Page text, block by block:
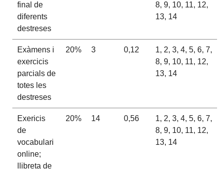
final de
diferents
destreses
8, 9, 10, 11, 12,
13, 14
Exàmens i
exercicis
parcials de
totes les
destreses
20% 3 0,12
1, 2, 3, 4, 5, 6, 7,
8, 9, 10, 11, 12,
13, 14
Exericis
de
vocabulari
online;
llibreta de
20% 14 0,56
1, 2, 3, 4, 5, 6, 7,
8, 9, 10, 11, 12,
13, 14